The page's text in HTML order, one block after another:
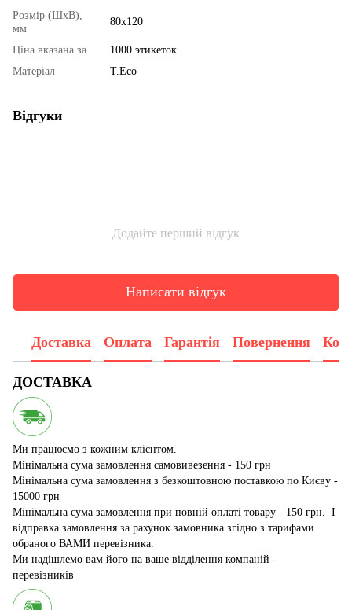
Розмір (ШхВ),
мм
80x120
Ціна вказана за
1000 этикеток
Матеріал
T.Eco
Відгуки
Додайте перший відгук
Написати відгук
Доставка Оплата Гарантія Повернення
ДОСТАВКА
Ми працюємо з кожним клієнтом.
Мінімальна сума замовлення самовивезення - 150 грн
Мінімальна сума замовлення з безкоштовною поставкою по Києву -
15000 грн
Мінімальна сума замовлення при повній оплаті товару - 150 грн. І
відправка замовлення за рахунок замовника згідно з тарифами
обраного ВАМИ перевізника.
Ми надішлемо вам його на ваше відділення компаній -
перевізників